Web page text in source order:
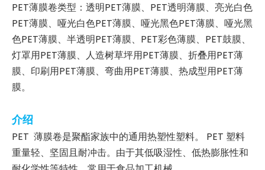
PET薄膜卷类型：透明PET薄膜、PET透明薄膜、亮光白色
PET薄膜、哑光白色PET薄膜、哑光黑色PET薄膜、哑光黑
色PET薄膜、半透明PET薄膜、PET彩色薄膜、PET鼓膜、
灯罩用PET薄膜、人造树草坪用PET薄膜、折叠用PET薄
膜、印刷用PET薄膜、弯曲用PET薄膜、热成型用PET薄
膜。
介绍
PET 薄膜卷是聚酯家族中的通用热塑性塑料。 PET 塑料
重量轻、坚固且耐冲击。由于其低吸湿性、低热膨胀性和